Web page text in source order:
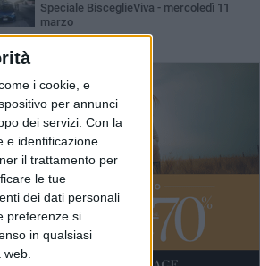
i cookie, e
per annunci
dei servizi. Con la
e identificazione
il trattamento per
le tue
dei dati personali
preferenze si
in qualsiasi
Speciale BisceglieViva - mercoledì 11
marzo